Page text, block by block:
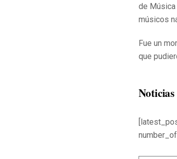
de Música
músicos
Fue un
que